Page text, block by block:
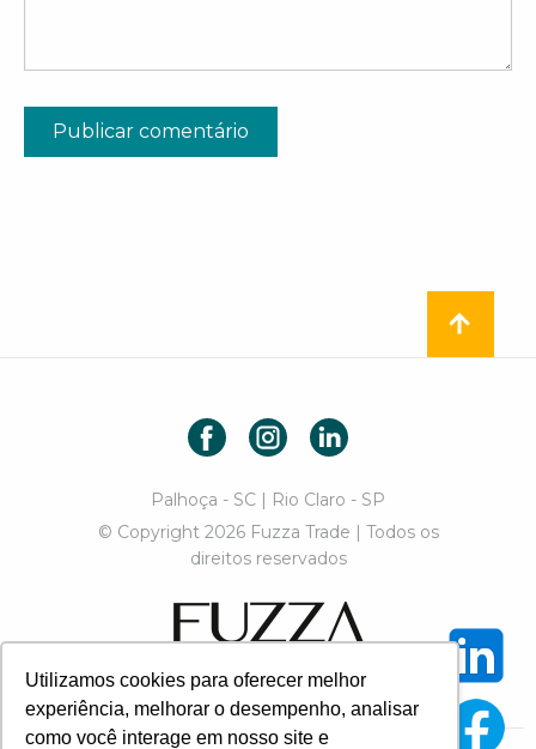
Utilizamos cookies para oferecer melhor
experiência, melhorar o desempenho, analisar
como você interage em nosso site e
Designed by Paulo Chiozzini
Palhoça - SC | Rio Claro - SP
© Copyright 2026 Fuzza Trade | Todos os
direitos reservados
FacebookInstagram